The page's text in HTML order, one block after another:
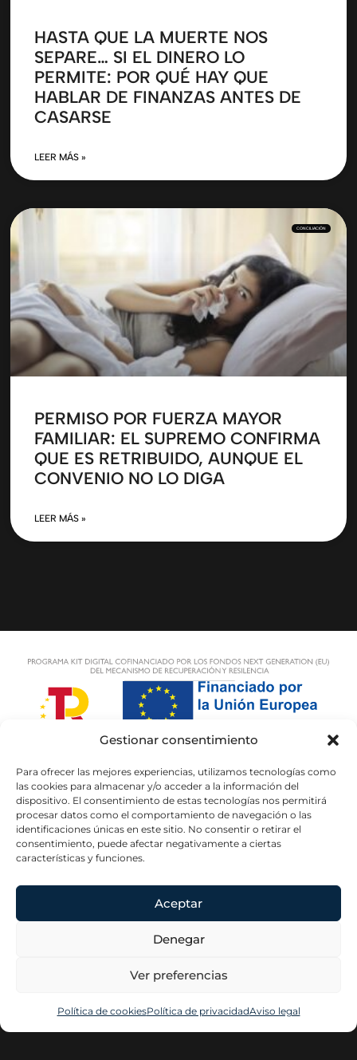
Gestionar consentimiento
Para ofrecer las mejores experiencias, utilizamos tecnologías como
las cookies para almacenar y/o acceder a la información del
dispositivo. El consentimiento de estas tecnologías nos permitirá
procesar datos como el comportamiento de navegación o las
identificaciones únicas en este sitio. No consentir o retirar el
consentimiento, puede afectar negativamente a ciertas
características y funciones.
Aceptar
Denegar
Ver preferencias
Política de cookiesPolítica de privacidadAviso legal
HASTA QUE LA MUERTE NOS
SEPARE… SI EL DINERO LO
PERMITE: POR QUÉ HAY QUE
HABLAR DE FINANZAS ANTES DE
CASARSE
LEER MÁS »
CONCILIACIÓN
PERMISO POR FUERZA MAYOR
FAMILIAR: EL SUPREMO CONFIRMA
QUE ES RETRIBUIDO, AUNQUE EL
CONVENIO NO LO DIGA
LEER MÁS »
Especialista
en Derecho
Elena Del
Hoyo
Profesional
Contacta
Contacta
Plaza del
Conde de
Dcha.
Legal
cookies